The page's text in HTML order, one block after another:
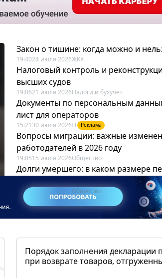
Закон о тишине: когда можно и
19:4024 июля 2026ЖКХ
Налоговый контроль и
высших судов
19:0621 июля 2026Налоги и бухучет
Документы по персональным
лист для операторов
15:21 30 июля 2026IT Реклама
Вопросы миграции: важные
работодателей в 2026 году
19:0515 июля 2026Общество
Долги умершего: в каком размере
когда их можно не платить
19:43 Общество
Порядок заполнения декларации
при возврате товаров,